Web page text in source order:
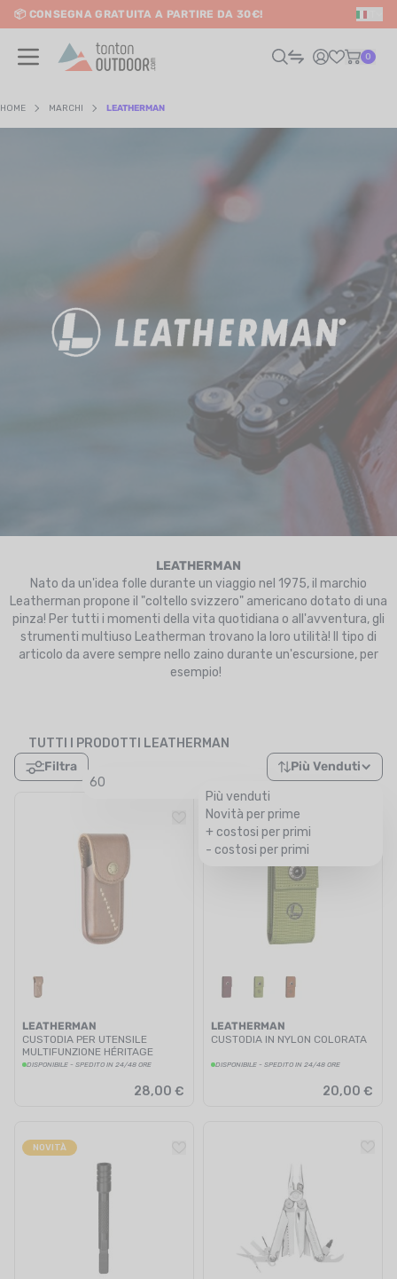
content
📦 CONSEGNA GRATUITA A PARTIRE DA 30€!
0
/ NUOTO
SPORT
I MIEI PREFERITI
IL BLOG DEI TONTONS
HOME MARCHI LEATHERMAN
LEATHERMAN
Nato da un'idea folle durante un viaggio nel 1975, il marchio
Leatherman propone il "coltello svizzero" americano dotato di una
pinza! Per tutti i momenti della vita quotidiana o all'avventura, gli
strumenti multiuso Leatherman trovano la loro utilità! Il tipo di
articolo da avere sempre nello zaino durante un'escursione, per
esempio!
TUTTI I PRODOTTI LEATHERMAN
Filtra
60
Più Venduti
Più venduti
Novità per prime
+ costosi per primi
- costosi per primi
LEATHERMAN
CUSTODIA PER UTENSILE
MULTIFUNZIONE HÉRITAGE
DISPONIBILE - SPEDITO IN 24/48 ORE
28,00 €
NOVITÀ
LEATHERMAN
CUSTODIA IN NYLON COLORATA
DISPONIBILE - SPEDITO IN 24/48 ORE
20,00 €
NOVITÀ